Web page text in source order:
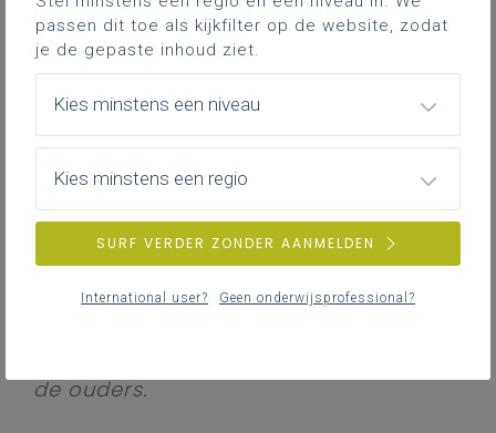
elke leerling met autisme bestaat
niet. Het is een proces waarbij
ingezet wordt op het creëren van
een autismevriendelijke
schoolomgeving, leefgroep,
bekeken worden welke maatregelen
noodzakelijk zijn en aansluiten bij de
onderwijs-, ondersteunings- en
opvoedingsbehoeften. Ook de
sterktes van de leerling worden
de ouders.
passen dit toe als kijkfilter op de website, zodat
je de gepaste inhoud ziet.
Kies minstens een niveau
Kies minstens een regio
SURF VERDER ZONDER AANMELDEN
International user? Geen onderwijsprofessional?